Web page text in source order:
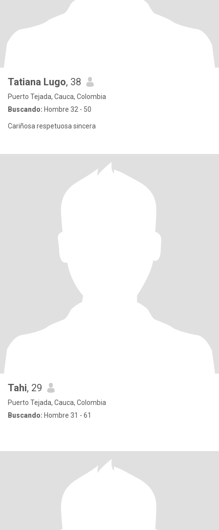
Tatiana Lugo, 38
Puerto Tejada, Cauca, Colombia
Buscando: Hombre 32 - 50
Cariñosa respetuosa sincera
Tahi, 29
Puerto Tejada, Cauca, Colombia
Buscando: Hombre 31 - 61